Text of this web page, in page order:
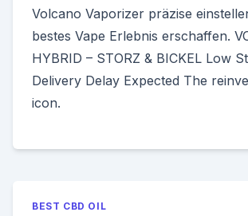
Volcano Vaporizer präzise
bestes Vape Erlebnis erschaffen.
HYBRID – STORZ & BICKEL Low
Delivery Delay Expected The
icon.
BEST CBD OIL